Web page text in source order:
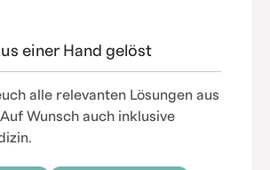
einer Hand gelöst
alle relevanten Lösungen aus
Wunsch auch inklusive